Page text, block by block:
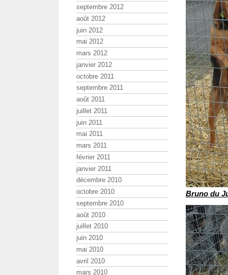
Bruno du
septembre 2012
août 2012
juin 2012
mai 2012
mars 2012
janvier 2012
octobre 2011
septembre 2011
août 2011
juillet 2011
juin 2011
mai 2011
mars 2011
février 2011
janvier 2011
décembre 2010
octobre 2010
septembre 2010
août 2010
juillet 2010
juin 2010
mai 2010
avril 2010
mars 2010